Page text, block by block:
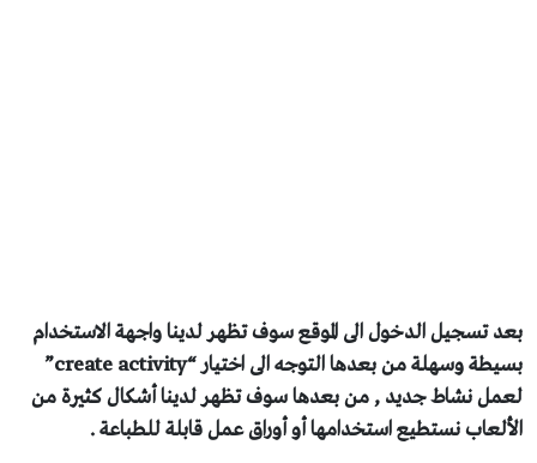
تسجيل الدخول الى الموقع سوف تظهر لدينا واجهة الاستخدام
بسيطة وسهلة من بعدها التوجه الى اختيار “create activity”
نشاط جديد , من بعدها سوف تظهر لدينا أشكال كثيرة من
نستطيع استخدامها أو أوراق عمل قابلة للطباعة .